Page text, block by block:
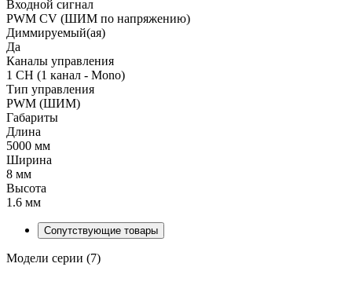
Входной сигнал
PWM СV (ШИМ по напряжению)
Диммируемый(ая)
Да
Каналы управления
1 CH (1 канал - Mono)
Тип управления
PWM (ШИМ)
Габариты
Длина
5000 мм
Ширина
8 мм
Высота
1.6 мм
Сопутствующие товары
Модели серии (7)